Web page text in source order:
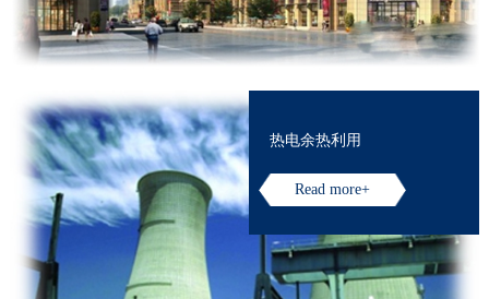
热电余热利用
Read more+